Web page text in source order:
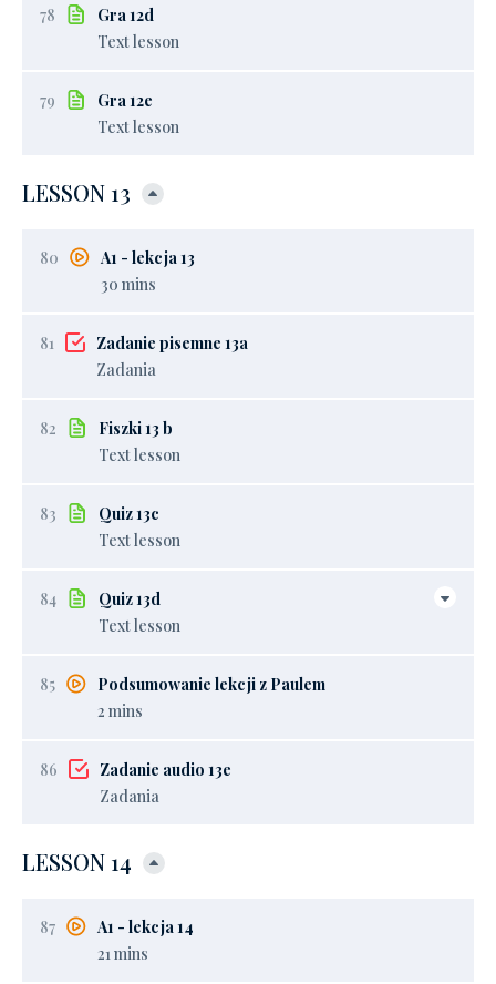
78
Gra 12d
Text lesson
79
Gra 12e
Text lesson
LESSON 13
80
A1 - lekcja 13
30 mins
81
Zadanie pisemne 13a
Zadania
82
Fiszki 13 b
Text lesson
83
Quiz 13c
Text lesson
84
Quiz 13d
Text lesson
85
Podsumowanie lekcji z Paulem
2 mins
86
Zadanie audio 13e
Zadania
LESSON 14
87
A1 - lekcja 14
21 mins